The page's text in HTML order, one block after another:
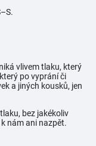
vlivem tlaku, který
po vyprání či
a jiných kousků, jen
bez jakékoliv
nám ani nazpět.